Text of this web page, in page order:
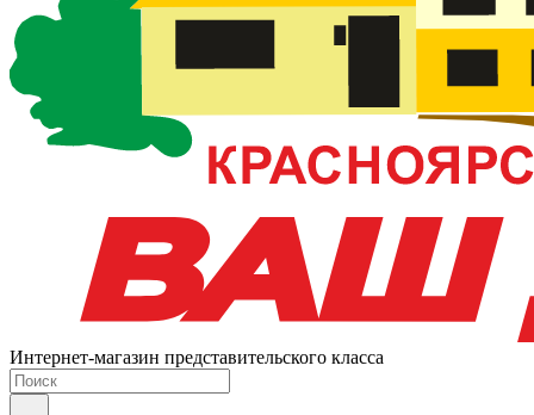
Интернет-магазин представительского класса